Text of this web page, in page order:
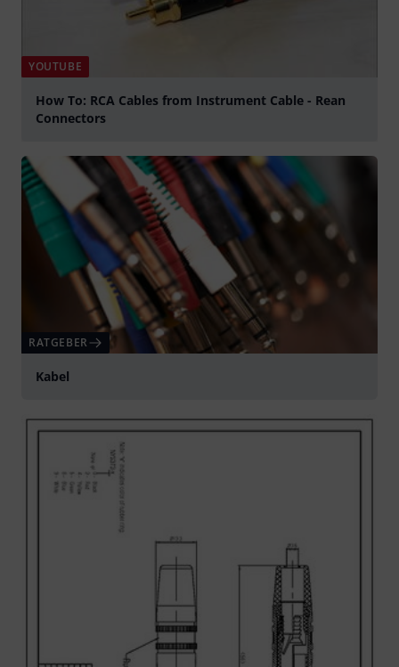
YOUTUBE
How To: RCA Cables from Instrument Cable - Rean
Connectors
RATGEBER
Kabel